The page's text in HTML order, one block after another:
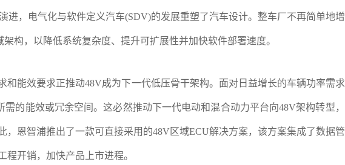
进，电气化与软件定义汽车(SDV)的发展重塑了汽车设计。整车厂不再简单地
构，以降低系统复杂度、提升可扩展性并加快软件部署速度。
和能效要求正推动48V成为下一代低压骨干架构。面对日益增长的车辆功率需
需的能效或冗余空间。这必然推动下一代电动和混合动力平台向48V架构转型
，恩智浦推出了一款可直接采用的48V区域ECU解决方案，该方案集成了数据
程开销，加快产品上市进程。